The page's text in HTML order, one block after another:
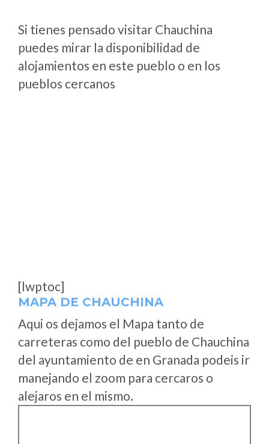
Si tienes pensado visitar Chauchina
puedes mirar la disponibilidad de
alojamientos en este pueblo o en los
pueblos cercanos
[lwptoc]
MAPA DE CHAUCHINA
Aqui os dejamos el Mapa tanto de
carreteras como del pueblo de Chauchina
del ayuntamiento de en Granada podeis ir
manejando el zoom para cercaros o
alejaros en el mismo.